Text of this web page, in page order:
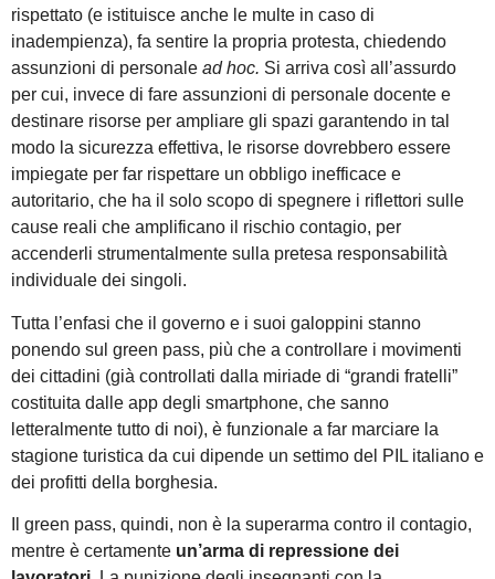
rispettato (e istituisce anche le multe in caso di
inadempienza), fa sentire la propria protesta, chiedendo
assunzioni di personale ad hoc. Si arriva così all’assurdo
per cui, invece di fare assunzioni di personale docente e
destinare risorse per ampliare gli spazi garantendo in tal
modo la sicurezza effettiva, le risorse dovrebbero essere
impiegate per far rispettare un obbligo inefficace e
autoritario, che ha il solo scopo di spegnere i riflettori sulle
cause reali che amplificano il rischio contagio, per
accenderli strumentalmente sulla pretesa responsabilità
individuale dei singoli.
Tutta l’enfasi che il governo e i suoi galoppini stanno
ponendo sul green pass, più che a controllare i movimenti
dei cittadini (già controllati dalla miriade di “grandi fratelli”
costituita dalle app degli smartphone, che sanno
letteralmente tutto di noi), è funzionale a far marciare la
stagione turistica da cui dipende un settimo del PIL italiano e
dei profitti della borghesia.
Il green pass, quindi, non è la superarma contro il contagio,
mentre è certamente un’arma di repressione dei